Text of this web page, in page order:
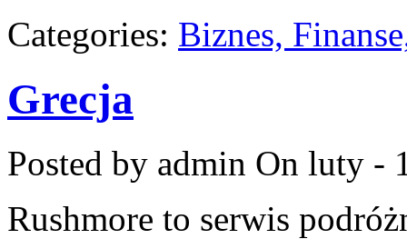
Categories: Biznes,
Grecja
Posted by admin On luty -
Rushmore to serwis